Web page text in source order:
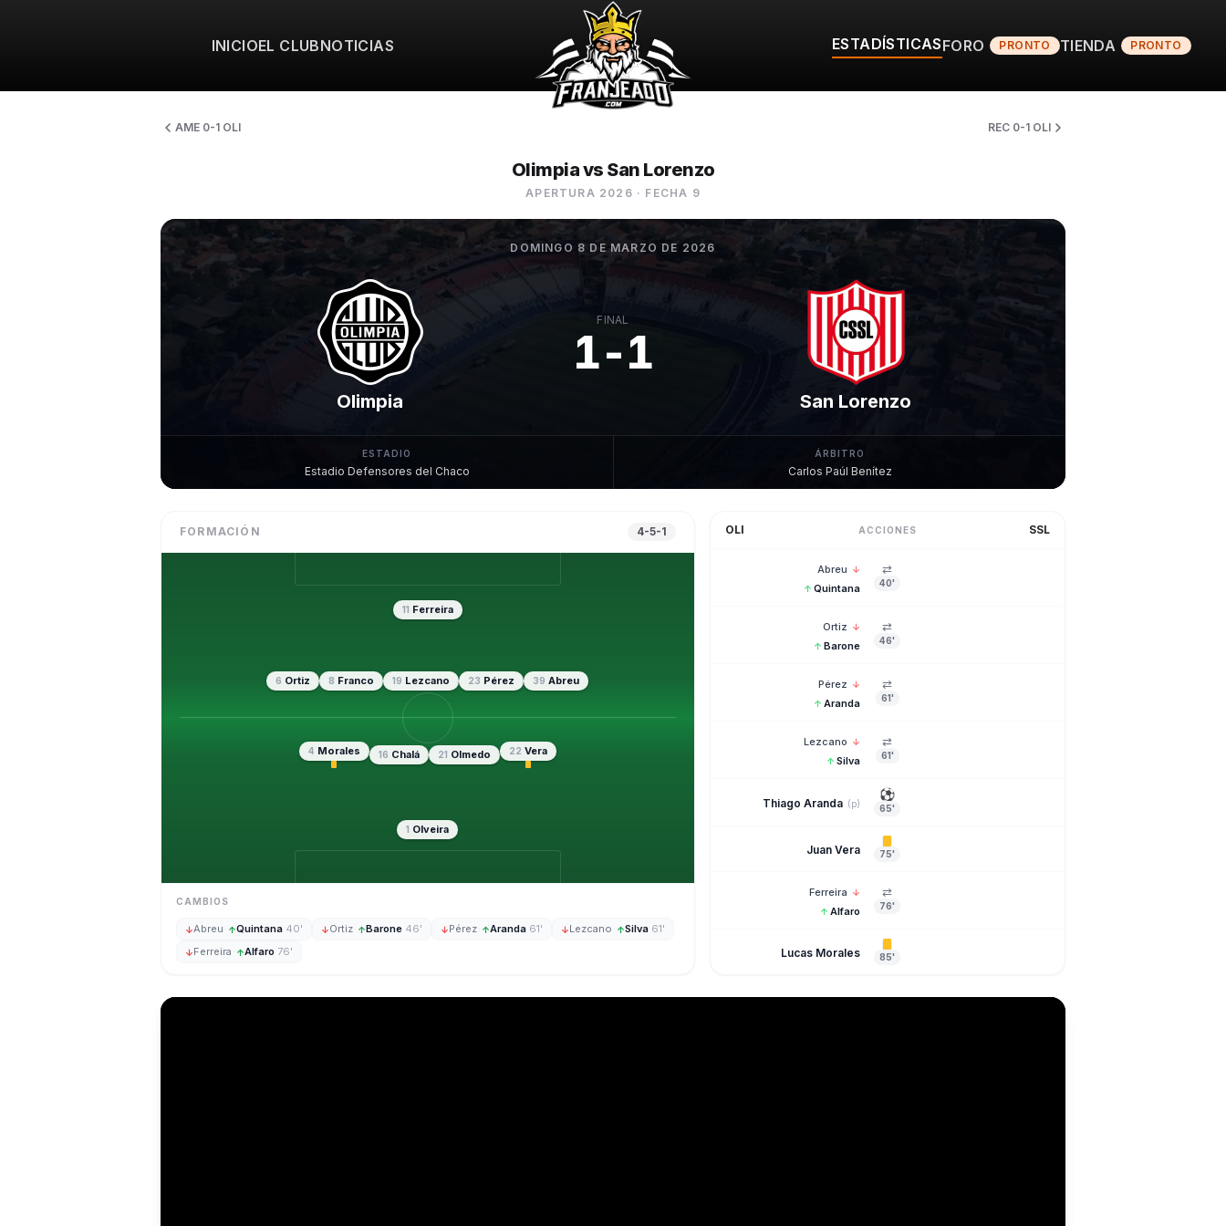
INICIOEL CLUBNOTICIAS ESTADÍSTICASFORO PRONTO TIENDA PRONTO
AME 0-1 OLI REC 0-1 OLI
Olimpia vs San Lorenzo
APERTURA 2026 · FECHA 9
DOMINGO 8 DE MARZO DE 2026
Olimpia
FINAL
1-1
San Lorenzo
ESTADIO
Estadio Defensores del Chaco
ÁRBITRO
Carlos Paúl Benítez
FORMACIÓN 4-5-1
11 Ferreira
6 Ortiz 8 Franco 19 Lezcano 23 Pérez 39 Abreu
4 Morales 16 Chalá 21 Olmedo 22 Vera
1 Olveira
CAMBIOS
↓Abreu · ↑Quintana 40' ↓Ortiz· ↑Barone 46' ↓Pérez· ↑Aranda 61' ↓Lezcano · ↑Silva 61'
↓Ferreira · ↑Alfaro 76'
OLI ACCIONES SSL
Abreu ↓
↑ Quintana
⇄
40'
Ortiz ↓
↑ Barone
⇄
46'
Pérez ↓
↑ Aranda
⇄
61'
Lezcano ↓
↑ Silva
⇄
61'
Thiago Aranda (p)
⚽
65'
Juan Vera 75'
Ferreira ↓
↑ Alfaro
⇄
76'
Lucas Morales 85'